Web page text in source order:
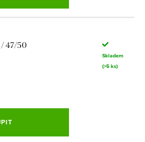
47/50
Skladem
(>5 ks)